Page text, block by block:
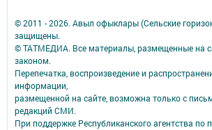
© 2011 - 2026. Авыл офыклары (Сельские
защищены.
© ТАТМЕДИА. Все материалы, размещенные на
законом.
Перепечатка, воспроизведение и
информации,
размещенной на сайте, возможна только с
редакций СМИ.
При поддержке Республиканского агентства по